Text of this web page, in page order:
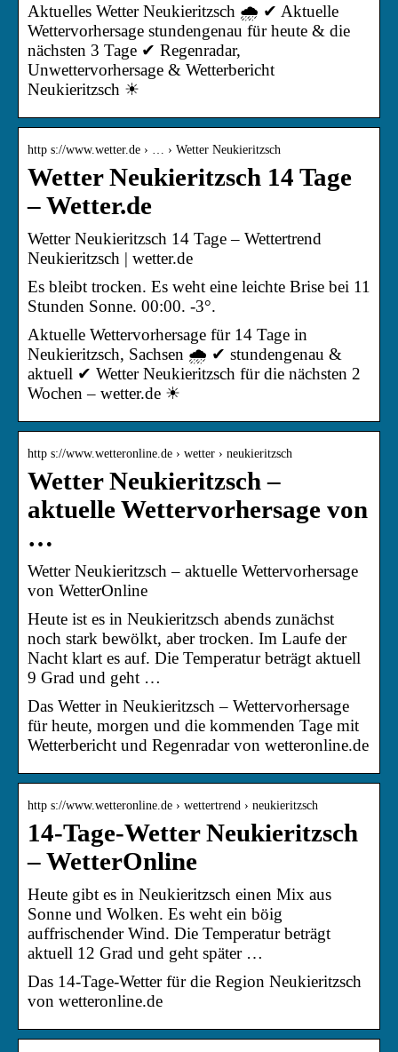
Aktuelles Wetter Neukieritzsch 🌧️ ✔ Aktuelle
Wettervorhersage stundengenau für heute & die
nächsten 3 Tage ✔ Regenradar,
Unwettervorhersage & Wetterbericht
Neukieritzsch ☀
http s://www.wetter.de › … › Wetter Neukieritzsch
Wetter Neukieritzsch 14 Tage
– Wetter.de
Wetter Neukieritzsch 14 Tage – Wettertrend
Neukieritzsch | wetter.de
Es bleibt trocken. Es weht eine leichte Brise bei 11
Stunden Sonne. 00:00. -3°.
Aktuelle Wettervorhersage für 14 Tage in
Neukieritzsch, Sachsen 🌧️ ✔ stundengenau &
aktuell ✔ Wetter Neukieritzsch für die nächsten 2
Wochen – wetter.de ☀
http s://www.wetteronline.de › wetter › neukieritzsch
Wetter Neukieritzsch –
aktuelle Wettervorhersage von
…
Wetter Neukieritzsch – aktuelle Wettervorhersage
von WetterOnline
Heute ist es in Neukieritzsch abends zunächst
noch stark bewölkt, aber trocken. Im Laufe der
Nacht klart es auf. Die Temperatur beträgt aktuell
9 Grad und geht …
Das Wetter in Neukieritzsch – Wettervorhersage
für heute, morgen und die kommenden Tage mit
Wetterbericht und Regenradar von wetteronline.de
http s://www.wetteronline.de › wettertrend › neukieritzsch
14-Tage-Wetter Neukieritzsch
– WetterOnline
Heute gibt es in Neukieritzsch einen Mix aus
Sonne und Wolken. Es weht ein böig
auffrischender Wind. Die Temperatur beträgt
aktuell 12 Grad und geht später …
Das 14-Tage-Wetter für die Region Neukieritzsch
von wetteronline.de